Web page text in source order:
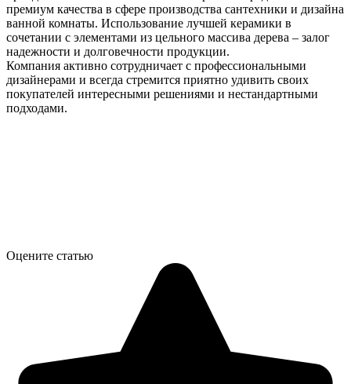
премиум качества в сфере производства сантехники и дизайна
ванной комнаты. Использование лучшей керамики в
сочетании с элементами из цельного массива дерева – залог
надежности и долговечности продукции.
Компания активно сотрудничает с профессиональными
дизайнерами и всегда стремится приятно удивить своих
покупателей интересными решениями и нестандартными
подходами.
Оцените статью